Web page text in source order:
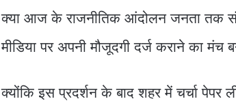
क्या आज के राजनीतिक आंदोलन जनता तक
मीडिया पर अपनी मौजूदगी दर्ज कराने का मंच
क्योंकि इस प्रदर्शन के बाद शहर में चर्चा पेपर